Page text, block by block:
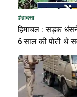
#हादसा
हिमाचल : सड़क धंसने
6 साल की पोती थे